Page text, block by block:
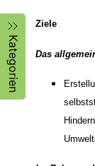
Kategorien
Ziele
Das